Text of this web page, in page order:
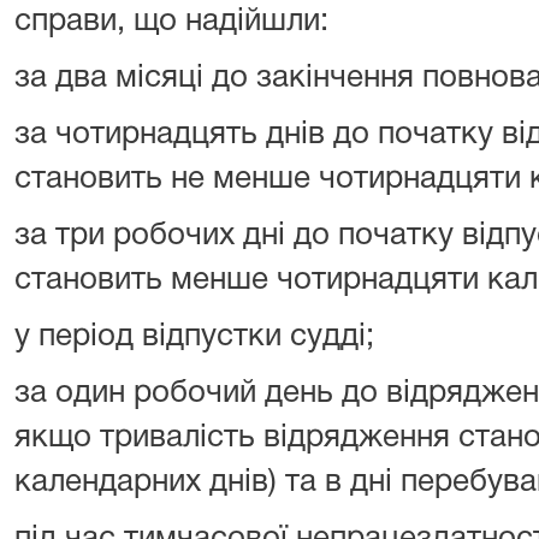
справи, що надійшли:
за два місяці до закінчення
за чотирнадцять днів до початку
становить не менше чотирнадцяти
за три робочих дні до початку
становить менше чотирнадцяти
у період відпустки судді;
за один робочий день до
якщо тривалість відрядження
календарних днів) та в дні